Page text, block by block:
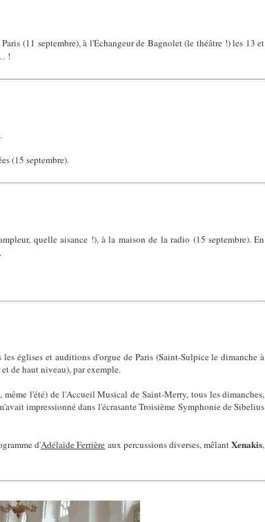
(11 septembre), à l'Échangeur de Bagnolet (le théâtre !) les 13 et
!
(15 septembre).
quelle aisance !), à la maison de la radio (15 septembre). En
églises et auditions d'orgue de Paris (Saint-Sulpice le dimanche à
de haut niveau), par exemple.
l'été) de l'Accueil Musical de Saint-Merry, tous les dimanches,
impressionné dans l'écrasante Troisième Symphonie de Sibelius
d'Adélaïde Ferrière aux percussions diverses, mêlantXenakis,